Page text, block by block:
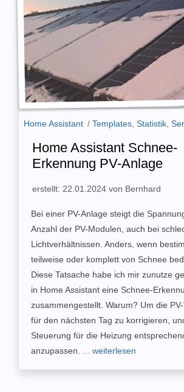
Home Assistant / Templates, Statistik,
Home Assistant Schnee-
Erkennung PV-Anlage
erstellt: 22.01.2024 von Bernhard
Bei einer PV-Anlage steigt die
Anzahl der PV-Modulen, auch bei
Lichtverhältnissen. Anders, wenn
teilweise oder komplett von Schnee
Diese Tatsache habe ich mir zunutze
in Home Assistant eine Schnee-
zusammengestellt. Warum? Um die
für den nächsten Tag zu korrigieren,
Steuerung für die Heizung
anzupassen.
... weiterlesen